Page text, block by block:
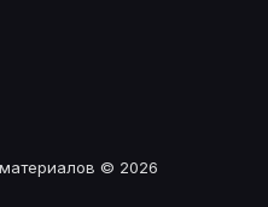
© 2026